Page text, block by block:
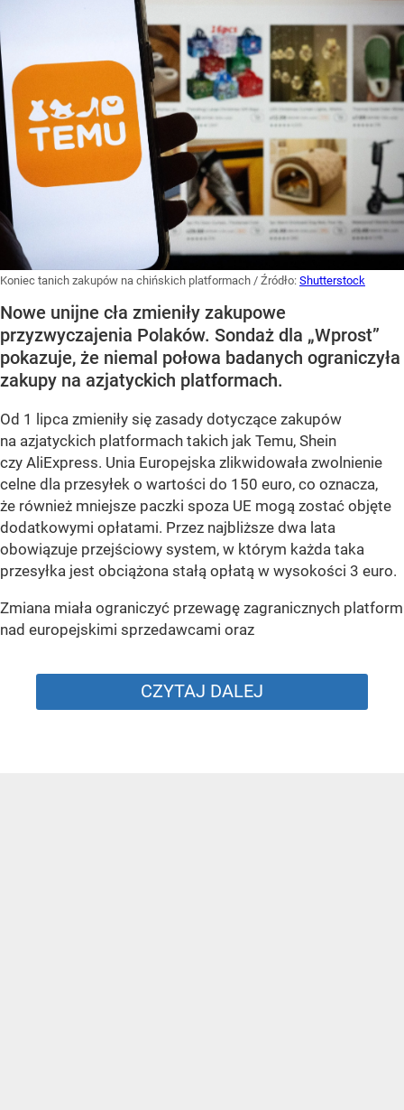
Koniec tanich zakupów na chińskich platformach / Źródło: Shutterstock
Nowe unijne cła zmieniły zakupowe
przyzwyczajenia Polaków. Sondaż dla „Wprost”
pokazuje, że niemal połowa badanych ograniczyła
zakupy na azjatyckich platformach.
Od 1 lipca zmieniły się zasady dotyczące zakupów
na azjatyckich platformach takich jak Temu, Shein
czy AliExpress. Unia Europejska zlikwidowała zwolnienie
celne dla przesyłek o wartości do 150 euro, co oznacza,
że również mniejsze paczki spoza UE mogą zostać objęte
dodatkowymi opłatami. Przez najbliższe dwa lata
obowiązuje przejściowy system, w którym każda taka
przesyłka jest obciążona stałą opłatą w wysokości 3 euro.
Zmiana miała ograniczyć przewagę zagranicznych platform
nad europejskimi sprzedawcami oraz
CZYTAJ DALEJ